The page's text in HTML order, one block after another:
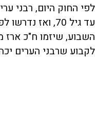
עד גיל 70, ואז
השבוע, שיזמו ח"כ ארז
לקבוע שרבני הערים